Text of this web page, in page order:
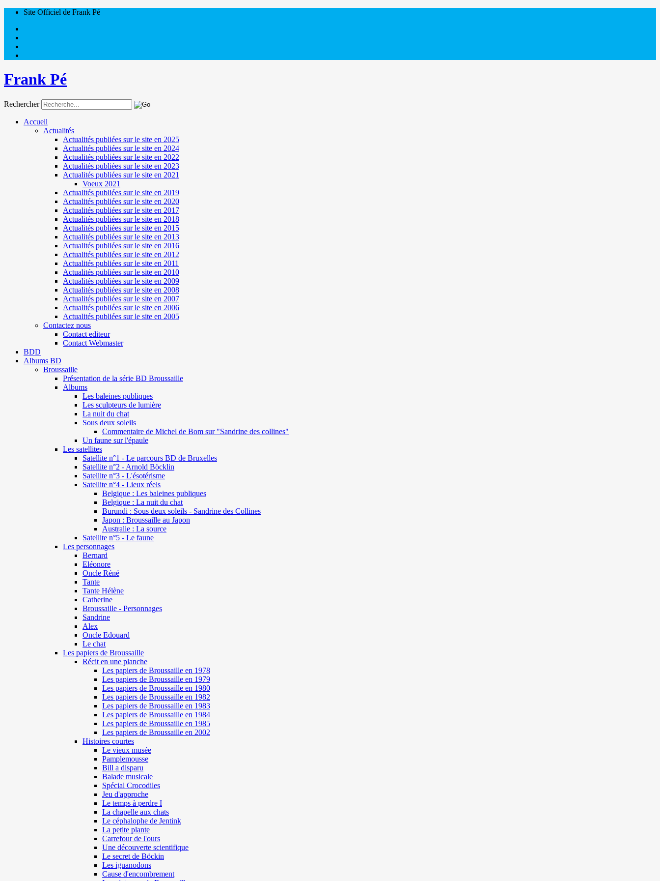
Site Officiel de Frank Pé
Frank Pé
Rechercher
Accueil
Actualités
Actualités publiées sur le site en 2025
Actualités publiées sur le site en 2024
Actualités publiées sur le site en 2022
Actualités publiées sur le site en 2023
Actualités publiées sur le site en 2021
Voeux 2021
Actualités publiées sur le site en 2019
Actualités publiées sur le site en 2020
Actualités publiées sur le site en 2017
Actualités publiées sur le site en 2018
Actualités publiées sur le site en 2015
Actualités publiées sur le site en 2013
Actualités publiées sur le site en 2016
Actualités publiées sur le site en 2012
Actualités publiées sur le site en 2011
Actualités publiées sur le site en 2010
Actualités publiées sur le site en 2009
Actualités publiées sur le site en 2008
Actualités publiées sur le site en 2007
Actualités publiées sur le site en 2006
Actualités publiées sur le site en 2005
Contactez nous
Contact editeur
Contact Webmaster
BDD
Albums BD
Broussaille
Présentation de la série BD Broussaille
Albums
Les baleines publiques
Les sculpteurs de lumière
La nuit du chat
Sous deux soleils
Commentaire de Michel de Bom sur "Sandrine des collines"
Un faune sur l'épaule
Les satellites
Satellite n°1 - Le parcours BD de Bruxelles
Satellite n°2 - Arnold Böcklin
Satellite n°3 - L'ésotérisme
Satellite n°4 - Lieux réels
Belgique : Les baleines publiques
Belgique : La nuit du chat
Burundi : Sous deux soleils - Sandrine des Collines
Japon : Broussaille au Japon
Australie : La source
Satellite n°5 - Le faune
Les personnages
Bernard
Eléonore
Oncle Réné
Tante
Tante Hélène
Catherine
Broussaille - Personnages
Sandrine
Alex
Oncle Edouard
Le chat
Les papiers de Broussaille
Récit en une planche
Les papiers de Broussaille en 1978
Les papiers de Broussaille en 1979
Les papiers de Broussaille en 1980
Les papiers de Broussaille en 1982
Les papiers de Broussaille en 1983
Les papiers de Broussaille en 1984
Les papiers de Broussaille en 1985
Les papiers de Broussaille en 2002
Histoires courtes
Le vieux musée
Pamplemousse
Bill a disparu
Balade musicale
Spécial Crocodiles
Jeu d'approche
Le temps à perdre I
La chapelle aux chats
Le céphalophe de Jentink
La petite plante
Carrefour de l'ours
Une découverte scientifique
Le secret de Böckin
Les iguanodons
Cause d'encombrement